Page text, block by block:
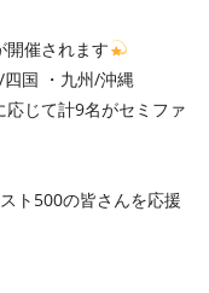
開催されます
国 ・九州/沖縄
じて計9名がセミファ
ト500の皆さんを応援